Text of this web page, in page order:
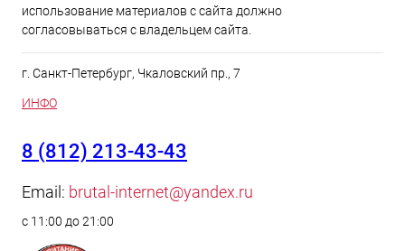
использование материалов с сайта должно
согласовываться с владельцем сайта.
г. Санкт-Петербург, Чкаловский пр., 7
ИНФО
8 (812) 213-43-43
Email: brutal-internet@yandex.ru
с 11:00 до 21:00